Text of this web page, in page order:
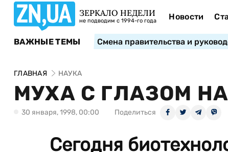
ЗЕРКАЛО НЕДЕЛИ
не подводим с 1994-го года Новости
ВАЖНЫЕ ТЕМЫ Смена правительства и
ГЛАВНАЯ НАУКА
МУХА С ГЛАЗОМ
30 января, 1998, 00:00 Поделиться
Сегодня